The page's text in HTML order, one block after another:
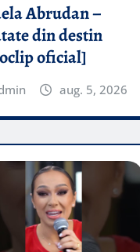
Abrudan –
din destin
oficial]
aug. 5, 2026